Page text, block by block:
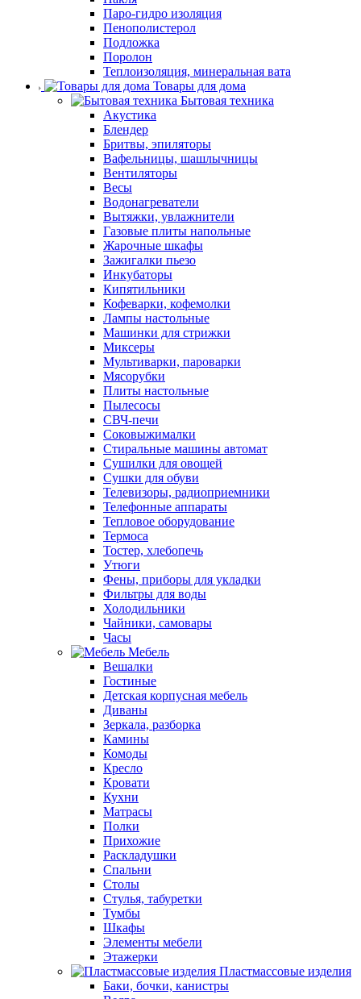
Паро-гидро изоляция
Пенополистерол
Подложка
Поролон
Теплоизоляция, минеральная вата
Товары для дома
Бытовая техника
Акустика
Блендер
Бритвы, эпиляторы
Вафельницы, шашлычницы
Вентиляторы
Весы
Водонагреватели
Вытяжки, увлажнители
Газовые плиты напольные
Жарочные шкафы
Зажигалки пьезо
Инкубаторы
Кипятильники
Кофеварки, кофемолки
Лампы настольные
Машинки для стрижки
Миксеры
Мультиварки, пароварки
Мясорубки
Плиты настольные
Пылесосы
СВЧ-печи
Соковыжималки
Стиральные машины автомат
Сушилки для овощей
Сушки для обуви
Телевизоры, радиоприемники
Телефонные аппараты
Тепловое оборудование
Термоса
Тостер, хлебопечь
Утюги
Фены, приборы для укладки
Фильтры для воды
Холодильники
Чайники, самовары
Часы
Мебель
Вешалки
Гостиные
Детская корпусная мебель
Диваны
Зеркала, разборка
Камины
Комоды
Кресло
Кровати
Кухни
Матрасы
Полки
Прихожие
Раскладушки
Спальни
Столы
Стулья, табуретки
Тумбы
Шкафы
Элементы мебели
Этажерки
Пластмассовые изделия
Баки, бочки, канистры